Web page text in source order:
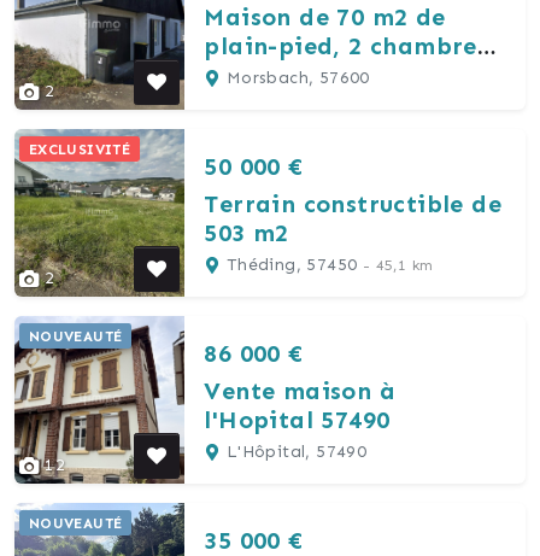
2
Maison de 70 m2 de
plain-pied, 2 chambres,
actuellement louée.
Morsbach, 57600
2
EXCLUSIVITÉ
50 000 €
Terrain constructible de
503 m2
Théding, 57450 - 45,1 km
12
NOUVEAUTÉ
86 000 €
Vente maison à
l'Hopital 57490
L'Hôpital, 57490
NOUVEAUTÉ
35 000 €